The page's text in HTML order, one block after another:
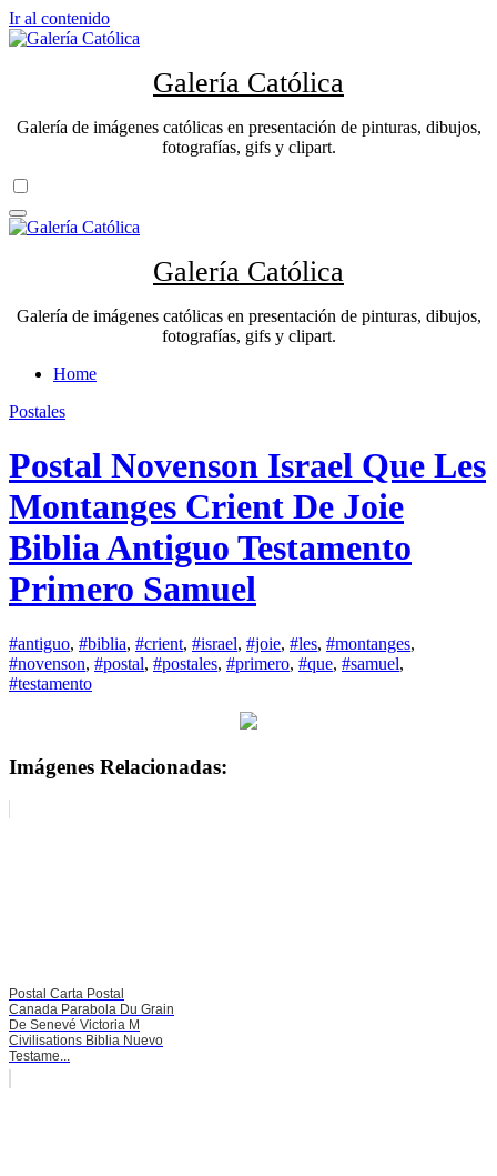
Ir al contenido
Galería Católica
Galería de imágenes católicas en presentación de pinturas, dibujos,
fotografías, gifs y clipart.
Galería Católica
Galería de imágenes católicas en presentación de pinturas, dibujos,
fotografías, gifs y clipart.
Home
Postales
Postal Novenson Israel Que Les
Montanges Crient De Joie
Biblia Antiguo Testamento
Primero Samuel
#antiguo, #biblia, #crient, #israel, #joie, #les, #montanges,
#novenson, #postal, #postales, #primero, #que, #samuel,
#testamento
Imágenes Relacionadas:
Postal Carta Postal
Canada Parabola Du Grain
De Senevé Victoria M
Civilisations Biblia Nuevo
Testame...